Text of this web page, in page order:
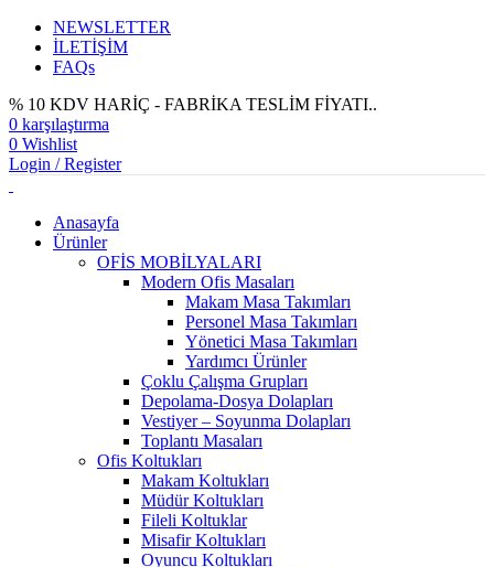
NEWSLETTER
İLETİŞİM
FAQs
% 10 KDV HARİÇ - FABRİKA TESLİM FİYATI..
0 karşılaştırma
0 Wishlist
Login / Register
Anasayfa
Ürünler
OFİS MOBİLYALARI
Modern Ofis Masaları
Makam Masa Takımları
Personel Masa Takımları
Yönetici Masa Takımları
Yardımcı Ürünler
Çoklu Çalışma Grupları
Depolama-Dosya Dolapları
Vestiyer – Soyunma Dolapları
Toplantı Masaları
Ofis Koltukları
Makam Koltukları
Müdür Koltukları
Fileli Koltuklar
Misafir Koltukları
Oyuncu Koltukları